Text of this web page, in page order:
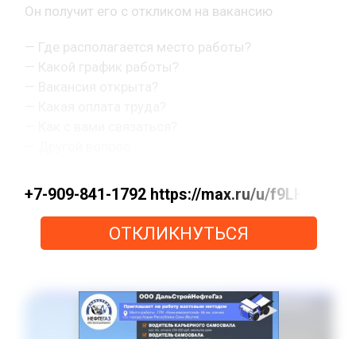
Он получит его с откликом на вакансию
— Где располагается место работы?
— Какой график работы?
+7-909-841-1792 https://max.ru/u/
ОТКЛИКНУТЬСЯ